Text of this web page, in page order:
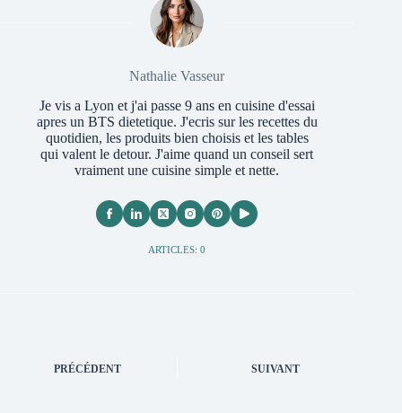
Nathalie Vasseur
Je vis a Lyon et j'ai passe 9 ans en cuisine d'essai
apres un BTS dietetique. J'ecris sur les recettes du
quotidien, les produits bien choisis et les tables
qui valent le detour. J'aime quand un conseil sert
vraiment une cuisine simple et nette.
ARTICLES: 0
PRÉCÉDENT SUIVANT